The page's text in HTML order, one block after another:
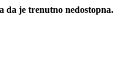
da je trenutno nedostopna.